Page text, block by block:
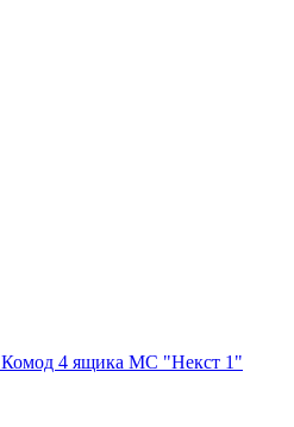
Комод 4 ящика МС "Некст 1"